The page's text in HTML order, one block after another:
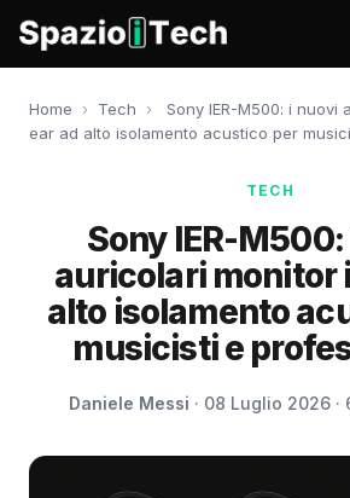
Home › Tech ›
Sony IER-M500: i nuovi
ear ad alto isolamento acustico per
TECH
Sony IER-
auricolari monitor
alto isolamento
musicisti e
Daniele Messi · 08 Luglio 2026